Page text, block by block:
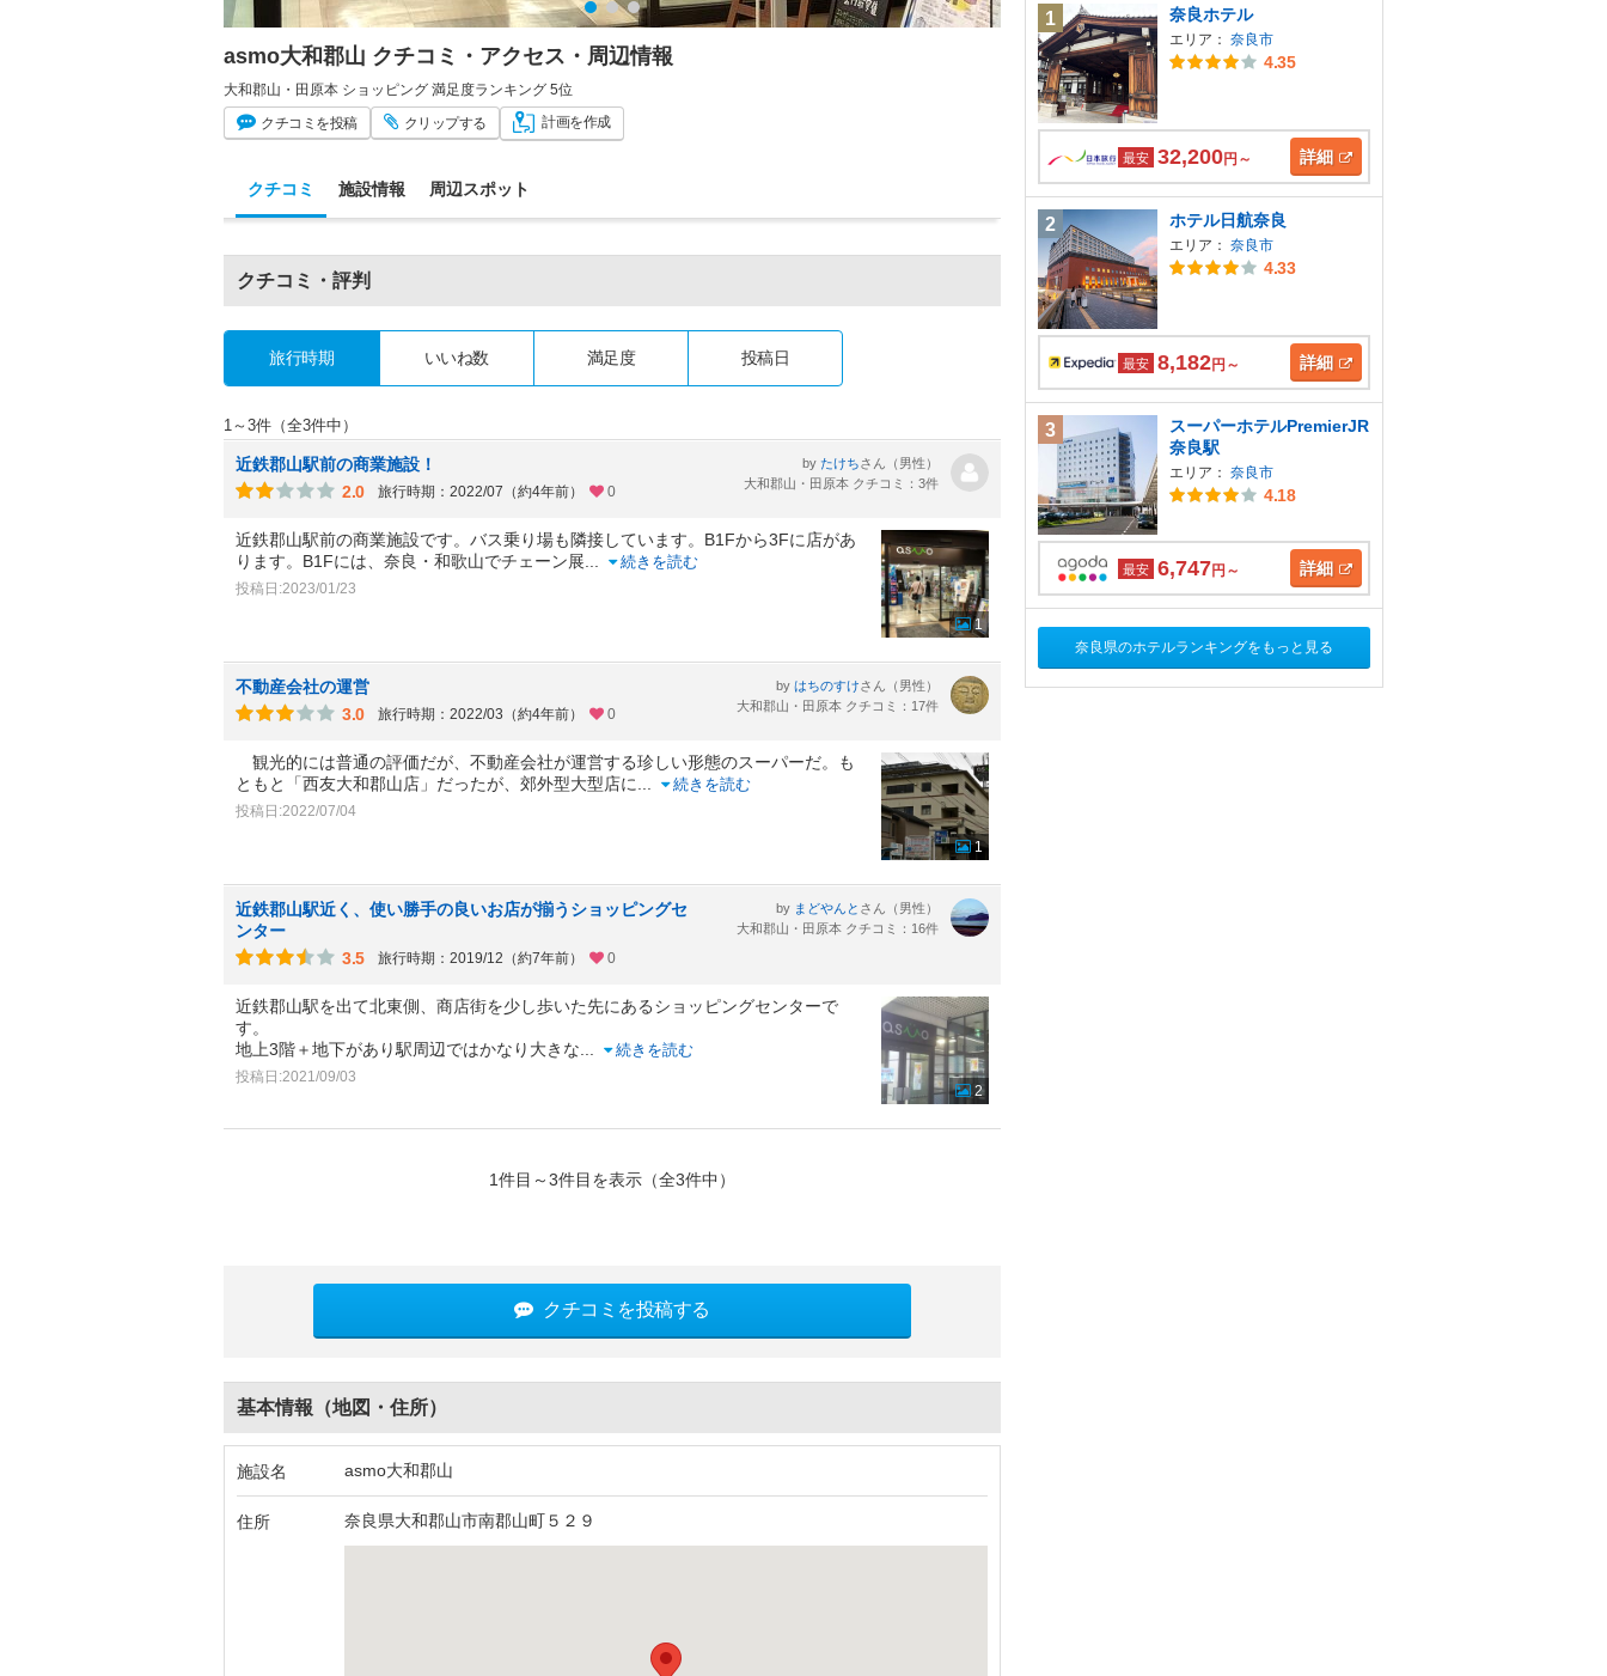
asmo大和郡山 クチコミ・アクセス・周辺情報
大和郡山・田原本 ショッピング 満足度ランキング 5位
クチコミ を投稿 クリップする 計画を作成
クチコミ 施設情報 周辺スポット
クチコミ・評判
旅行時期 いいね数 満足度 投稿日
1～3件（全3件中）
近鉄郡山駅前の商業施設！
2.0
旅行時期：2022/07（約4年前） 0
by たけちさん（男性）
大和郡山・田原本 クチコミ：3件
近鉄郡山駅前の商業施設です。バス乗り場も隣接しています。B1Fから3Fに店があ
ります。B1Fには、奈良・和歌山でチェーン展
続きを読む
投稿日:2023/01/23
1
不動産会社の運営
3.0
旅行時期：2022/03（約4年前） 0
by はちのすけさん（男性）
大和郡山・田原本 クチコミ：17件
観光的には普通の評価だが、不動産会社が運営する珍しい形態のスーパーだ。も
ともと「西友大和郡山店」だったが、郊外型大型店に
続きを読む
投稿日:2022/07/04
1
近鉄郡山駅近く、使い勝手の良いお店が揃うショッピングセ
ンター
3.5
旅行時期：2019/12（約7年前） 0
by まどやんと さん（男性）
大和郡山・田原本 クチコミ：16件
近鉄郡山駅を出て北東側、商店街を少し歩いた先にあるショッピングセンターで
す。
地上3階＋地下があり駅周辺ではかなり大きな
続きを読む
投稿日:2021/09/03
2
1件目～3件目を表示（全3件中）
クチコミを投稿する
基本情報（地図・住所）
施設名 asmo大和郡山
住所 奈良県大和郡山市南郡山町５２９
1 奈良ホテル
エリア： 奈良市
4.35
最安 32,200円～ 詳細
2 ホテル日航奈良
エリア： 奈良市
4.33
最安 8,182円～ 詳細
3
スーパーホテルPremierJR
奈良駅
エリア： 奈良市
4.18
最安 6,747円～ 詳細
奈良県のホテルランキングをもっと見る